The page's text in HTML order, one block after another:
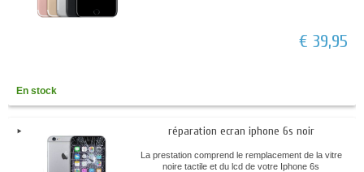
€ 39,95
En stock
réparation ecran iphone 6s noir
La prestation comprend le remplacement de la vitre
noire tactile et du lcd de votre Iphone 6s